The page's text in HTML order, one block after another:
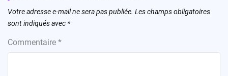
Votre adresse e-mail ne sera pas publiée. Les champs obligatoires
sont indiqués avec *
Commentaire *